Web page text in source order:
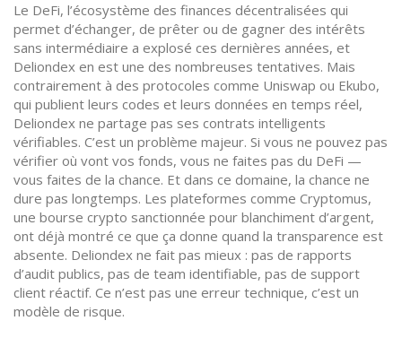
Le DeFi, l’écosystème des finances décentralisées qui
permet d’échanger, de prêter ou de gagner des intérêts
sans intermédiaire a explosé ces dernières années, et
Deliondex en est une des nombreuses tentatives. Mais
contrairement à des protocoles comme Uniswap ou Ekubo,
qui publient leurs codes et leurs données en temps réel,
Deliondex ne partage pas ses contrats intelligents
vérifiables. C’est un problème majeur. Si vous ne pouvez pas
vérifier où vont vos fonds, vous ne faites pas du DeFi —
vous faites de la chance. Et dans ce domaine, la chance ne
dure pas longtemps. Les plateformes comme Cryptomus,
une bourse crypto sanctionnée pour blanchiment d’argent,
ont déjà montré ce que ça donne quand la transparence est
absente. Deliondex ne fait pas mieux : pas de rapports
d’audit publics, pas de team identifiable, pas de support
client réactif. Ce n’est pas une erreur technique, c’est un
modèle de risque.